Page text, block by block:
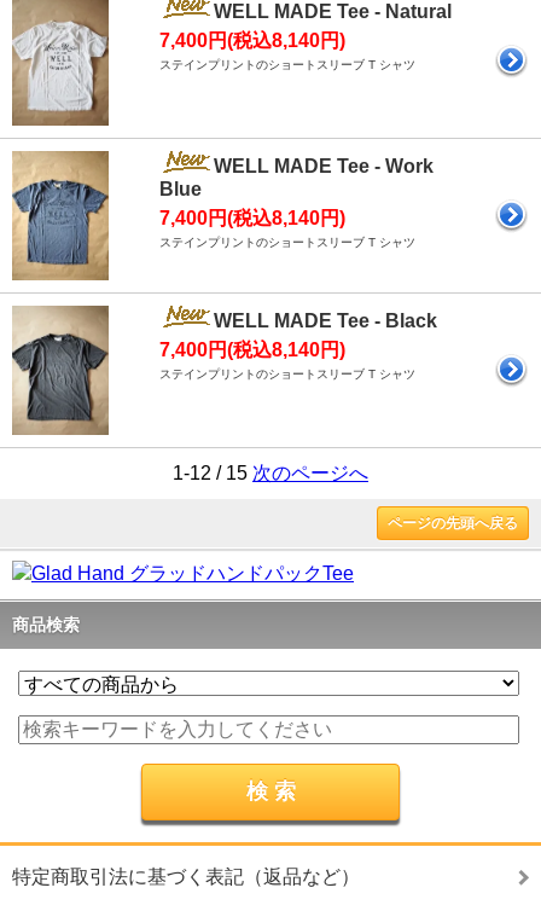
WELL MADE Tee - Natural
7,400円(税込8,140円)
ステインプリントのショートスリーブ T シャツ
WELL MADE Tee - Work
Blue
7,400円(税込8,140円)
ステインプリントのショートスリーブ T シャツ
WELL MADE Tee - Black
7,400円(税込8,140円)
ステインプリントのショートスリーブ T シャツ
1-12 / 15 次のページへ
ページの先頭へ戻る
商品検索
特定商取引法に基づく表記（返品など）